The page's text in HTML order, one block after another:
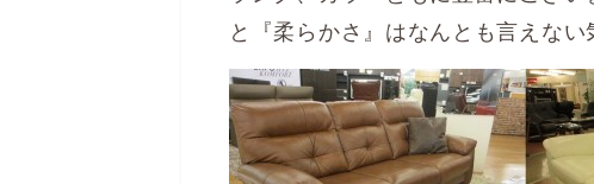
と『柔らかさ』はなんとも言えな